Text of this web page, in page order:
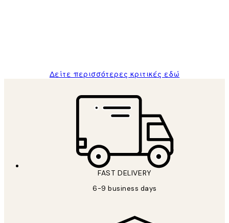
Δείτε περισσότερες κριτικές εδώ
FAST DELIVERY
6-9 business days